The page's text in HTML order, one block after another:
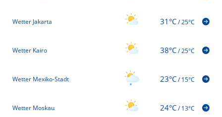
Wetter Jakarta 31°C/25°C
Wetter Kairo 38°C/25°C
Wetter Mexiko-Stadt 23°C/15°C
Wetter Moskau 24°C/13°C